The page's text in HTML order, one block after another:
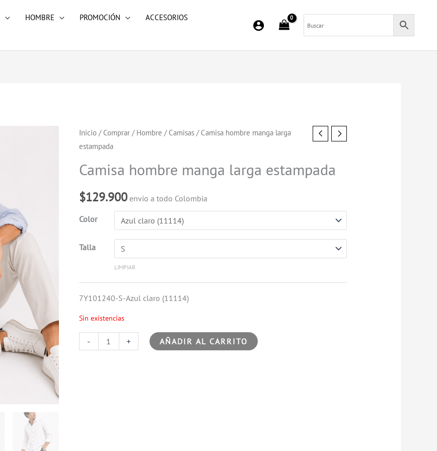
HOMBRE PROMOCIÓN
ACCESORIOS
Inicio/ Comprar/ Hombre / Camisas/ Camisa hombre manga larga
estampada
Camisa hombre manga larga estampada
$129.900 envío a todo Colombia
Color
Talla
LIMPIAR
7Y101240-S-Azul claro (11114)
Sin existencias
-
Camisa
hombre
larga
estampada
cantidad
+ AÑADIR AL CARRITO